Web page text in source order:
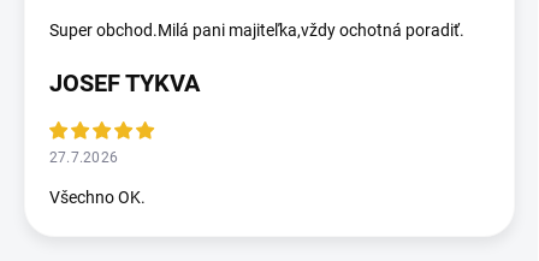
Super obchod.Milá pani majiteľka,vždy ochotná poradiť.
JOSEF TYKVA
27.7.2026
Všechno OK.